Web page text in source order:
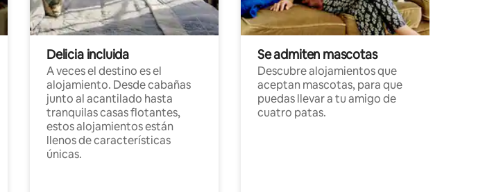
Delicia incluida
A veces el destino es el
alojamiento. Desde cabañas
junto al acantilado hasta
tranquilas casas flotantes,
estos alojamientos están
llenos de características
únicas.
Se admiten mascotas
Descubre alojamientos que
aceptan mascotas, para que
puedas llevar a tu amigo de
cuatro patas.